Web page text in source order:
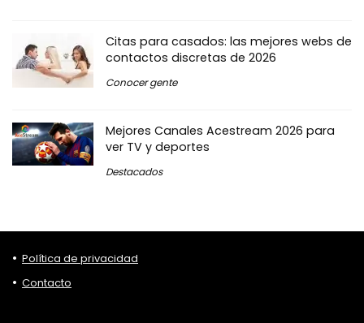
Citas para casados: las mejores webs de
contactos discretas de 2026
Conocer gente
Mejores Canales Acestream 2026 para
ver TV y deportes
Destacados
Política de privacidad
Contacto